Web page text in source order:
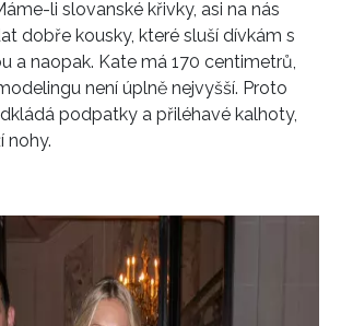
li slovanské křivky, asi na nás
dobře kousky, které sluší dívkám s
a naopak. Kate má 170 centimetrů,
není úplně nejvyšší. Proto
podpatky a přiléhavé kalhoty,
nohy.